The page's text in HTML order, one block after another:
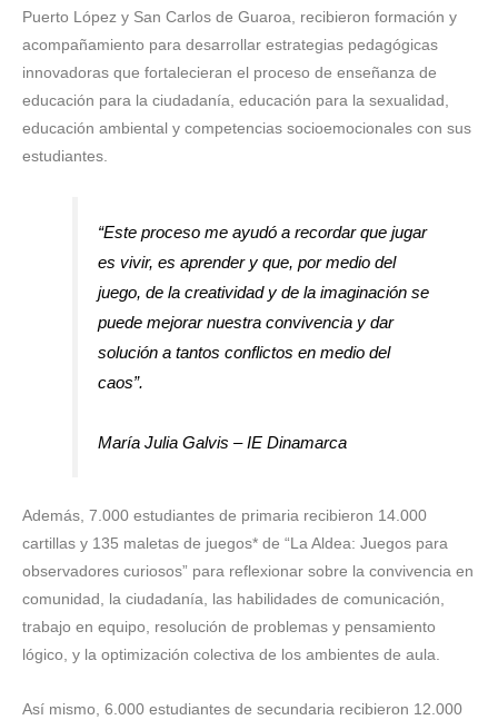
Puerto López y San Carlos de Guaroa, recibieron formación y
acompañamiento para desarrollar estrategias pedagógicas
innovadoras que fortalecieran el proceso de enseñanza de
educación para la ciudadanía, educación para la sexualidad,
educación ambiental y competencias socioemocionales con sus
estudiantes.
“Este proceso me ayudó a recordar que jugar
es vivir, es aprender y que, por medio del
juego, de la creatividad y de la imaginación se
puede mejorar nuestra convivencia y dar
solución a tantos conflictos en medio del
caos”.
María Julia Galvis – IE Dinamarca
Además, 7.000 estudiantes de primaria recibieron 14.000
cartillas y 135 maletas de juegos* de “La Aldea: Juegos para
observadores curiosos” para reflexionar sobre la convivencia en
comunidad, la ciudadanía, las habilidades de comunicación,
trabajo en equipo, resolución de problemas y pensamiento
lógico, y la optimización colectiva de los ambientes de aula.
Así mismo, 6.000 estudiantes de secundaria recibieron 12.000